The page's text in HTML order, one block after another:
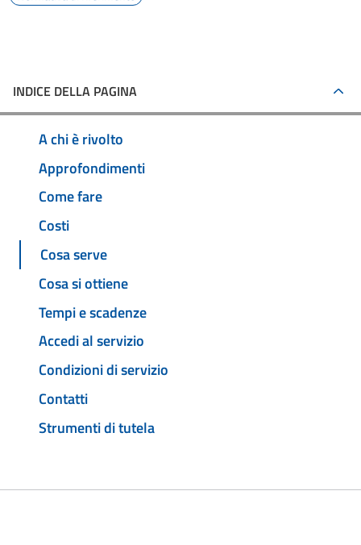
INDICE DELLA PAGINA
A chi è rivolto
Approfondimenti
Come fare
Costi
Cosa serve
Cosa si ottiene
Tempi e scadenze
Accedi al servizio
Condizioni di servizio
Contatti
Strumenti di tutela